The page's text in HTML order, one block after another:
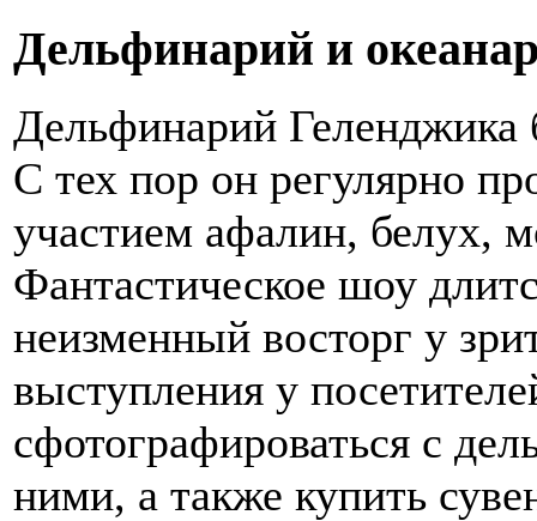
Дельфинарий и
Дельфинарий Геленджика
С тех пор он регулярно
участием афалин, белух,
Фантастическое шоу
неизменный восторг у
выступления у
сфотографироваться с
ними, а также купить